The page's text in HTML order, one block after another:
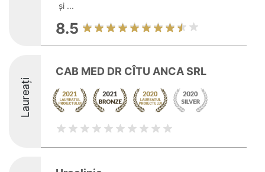
și ...
8.5
Laureați
CAB MED DR CÎTU ANCA SRL